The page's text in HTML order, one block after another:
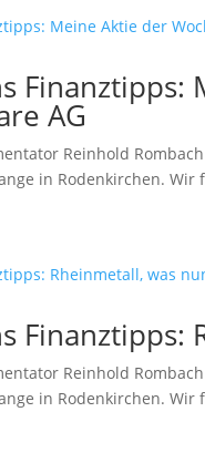
Finanztipps:
AG
Reinhold
in Rodenkirchen.
Finanztipps:
Reinhold
in Rodenkirchen.